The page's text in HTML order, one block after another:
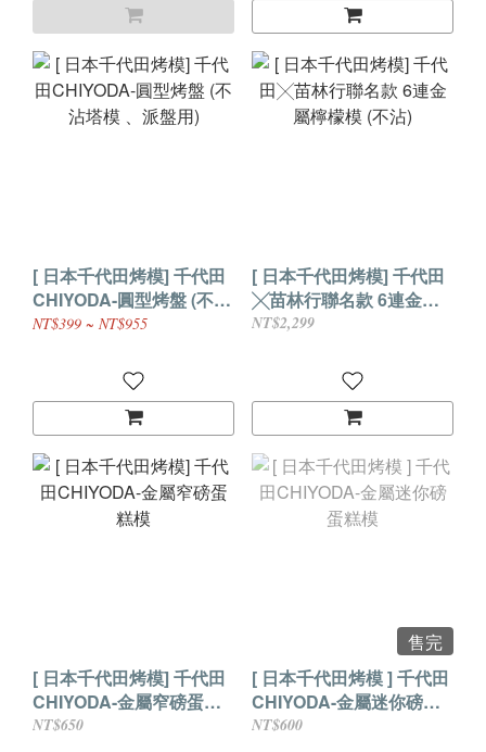
[ 日本千代田烤模] 千代田
CHIYODA-圓型烤盤 (不沾
塔模 、派盤用)
NT$399 ~ NT$955
[ 日本千代田烤模] 千代田
╳苗林行聯名款 6連金屬
檸檬模 (不沾)
NT$2,299
[ 日本千代田烤模] 千代田
CHIYODA-金屬窄磅蛋糕
模
NT$650
售完
[ 日本千代田烤模 ] 千代田
CHIYODA-金屬迷你磅蛋
糕模
NT$600